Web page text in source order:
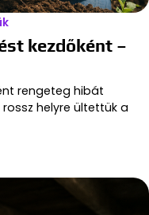
kezdőként –
rengeteg hibát
helyre ültettük a